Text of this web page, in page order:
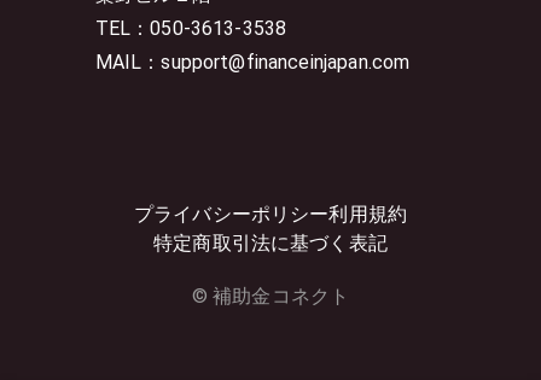
TEL：050-3613-3538
MAIL：support@financeinjapan.com
プライバシーポリシー利用規約
特定商取引法に基づく表記
© 補助金コネクト